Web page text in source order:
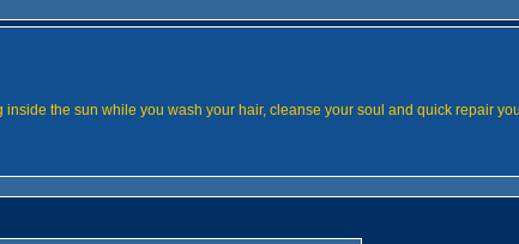
the sun while you wash your hair, cleanse your soul and quick repair